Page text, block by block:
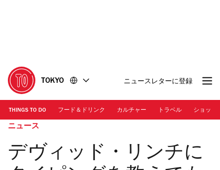
に
移
動
移
動
TOKYO ニュースレターに登録
THINGS TO DO フード＆ドリンク カルチャー トラベル ショッピ
ニュース
デヴィッド・リンチに